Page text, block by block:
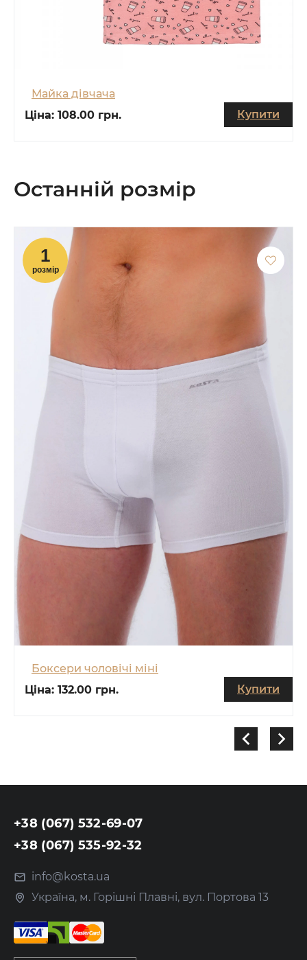
Майка дівчача
Ціна: 108.00 грн. Купити
Останній розмір
Боксери чоловічі міні
Ціна: 132.00 грн. Купити
+38 (067) 532-69-07
+38 (067) 535-92-32
info@kosta.ua
Україна, м. Горішні Плавні, вул. Портова 13